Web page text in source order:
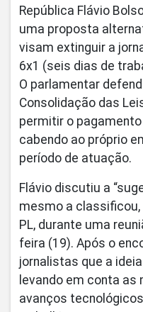
República Flávio
uma proposta
visam extinguir a
6x1 (seis dias de
O parlamentar
Consolidação das
permitir o
cabendo ao próprio
período de atuação.
Flávio discutiu a
mesmo a
PL, durante uma
feira (19). Após o
jornalistas que a
levando em conta
avanços